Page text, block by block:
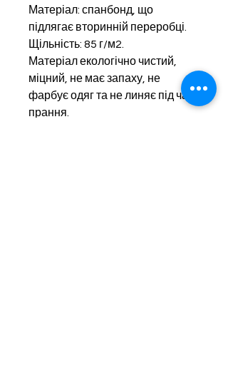
Матеріал: спанбонд, що
підлягає вторинній переробці.
Щільність: 85 г/м2.
Матеріал екологічно чистий,
міцний, не має запаху, не
фарбує одяг та не линяє під час
прання.